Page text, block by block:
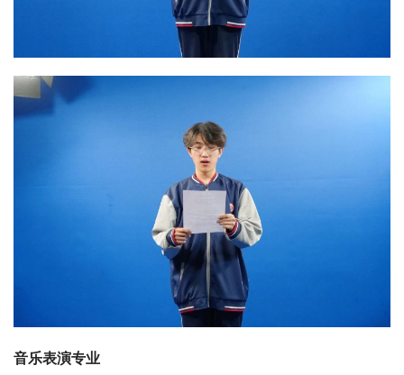
音乐表演专业